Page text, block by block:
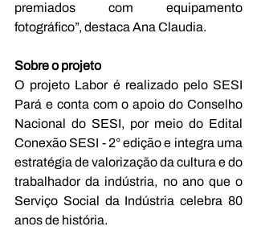
premiados com equipamento
fotográfico”, destaca Ana Claudia.
Sobre o projeto
O projeto Labor é realizado pelo SESI
Pará e conta com o apoio do Conselho
Nacional do SESI, por meio do Edital
Conexão SESI - 2° edição e integra uma
estratégia de valorização da cultura e do
trabalhador da indústria, no ano que o
Serviço Social da Indústria celebra 80
anos de história.